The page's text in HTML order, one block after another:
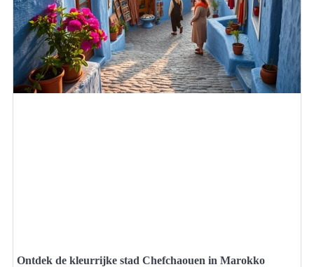
Ontdek de kleurrijke stad Chefchaouen in Marokko